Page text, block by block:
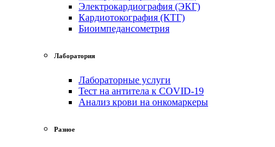
Электрокардиография (ЭКГ)
Кардиотокография (КТГ)
Биоимпедансометрия
Лаборатория
Лабораторные услуги
Тест на антитела к COVID-19
Анализ крови на онкомаркеры
Разное